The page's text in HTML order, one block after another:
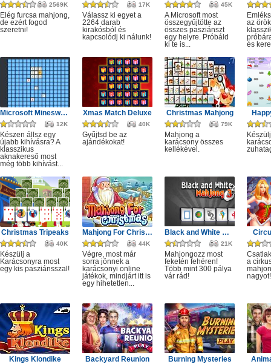
2569K
Elég furcsa mahjong,
de ezért fogod
szeretni!
17K
Válassz ki egyet a
2264 darab
kirakósból és
kapcsolódj ki nálunk!
45K
A Microsoft most
összegyűjtötte az
összes pasziánszt
egy helyre. Próbáld
ki te is...
az örök
és
Microsoft Minesweeper
12K
Készen állsz egy
újabb kihívásra? A
klasszikus
aknakereső most
még több kihívást...
Xmas Match Deluxe
40K
Gyűjtsd be az
ajándékokat!
Christmas Mahjong
79K
Mahjong a
karácsony összes
kellékével.
Christmas Tripeaks
40K
Készülj a
Karácsonyra most
egy kis pasziánsszal!
Mahjong For Christmas
44K
Végre, most már
sorra jönnek a
karácsonyi online
játékok, mindjárt itt is
egy hihetetlen...
Black and White Mahjong 3
21K
Mahjongozz most
feketén fehéren!
Több mint 300 pálya
vár rád!
a
nagyot!
Kings Klondike Backyard Reunion Burning Mysteries